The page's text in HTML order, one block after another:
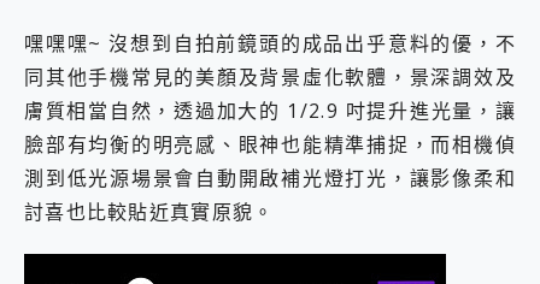
嘿嘿嘿~ 沒想到自拍前鏡頭的成品出乎意料的優，不
同其他手機常見的美顏及背景虛化軟體，景深調效及
膚質相當自然，透過加大的 1/2.9 吋提升進光量，讓
臉部有均衡的明亮感、眼神也能精準捕捉，而相機偵
測到低光源場景會自動開啟補光燈打光，讓影像柔和
討喜也比較貼近真實原貌。